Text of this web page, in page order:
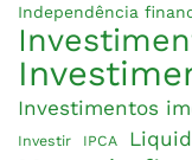
Independência
Investimentos
Investir
IPCA